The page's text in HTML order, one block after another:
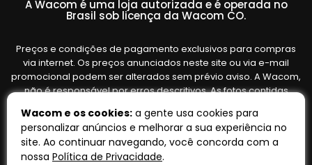
A Wacom é uma loja autorizada e é operada no
Brasil sob licença da Wacom CO.
Preços e condições de pagamento exclusivos para compras
via internet. Os preços anunciados neste site ou via e-mail
promocional podem ser alterados sem prévio aviso. A Wacom,
não é responsável por erros descritivos. As fotos contidas
variar de acordo com o fornecedor/lote do fabricante. Ofertas
válidas até o término de nossos estoques. Vendas sujeitas à
análise e confirmação de dados.
Wacom e os cookies: a gente usa cookies para
personalizar anúncios e melhorar a sua experiência no
site. Ao continuar navegando, você concorda com a
nossa Política de Privacidade.